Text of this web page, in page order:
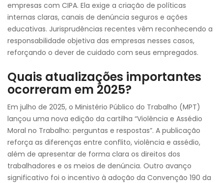
empresas com CIPA. Ela exige a criação de políticas
internas claras, canais de denúncia seguros e ações
educativas. Jurisprudências recentes vêm reconhecendo a
responsabilidade objetiva das empresas nesses casos,
reforçando o dever de cuidado com seus empregados.
Quais atualizações importantes
ocorreram em 2025?
Em julho de 2025, o Ministério Público do Trabalho (MPT)
lançou uma nova edição da cartilha “Violência e Assédio
Moral no Trabalho: perguntas e respostas”. A publicação
reforça as diferenças entre conflito, violência e assédio,
além de apresentar de forma clara os direitos dos
trabalhadores e os meios de denúncia. Outro avanço
significativo foi o incentivo à adoção da Convenção 190 da